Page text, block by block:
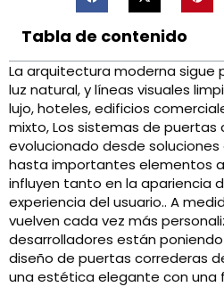
Tabla de contenido
La arquitectura moderna sigue
luz natural, y líneas visuales
lujo, hoteles, edificios
mixto, Los sistemas de puertas
evolucionado desde
hasta importantes elementos
influyen tanto en la apariencia
experiencia del usuario.. A
vuelven cada vez más
desarrolladores están
diseño de puertas correderas
una estética elegante con una